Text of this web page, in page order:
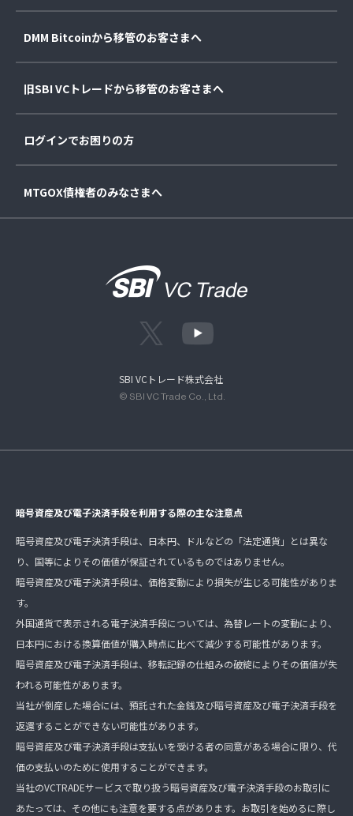
DMM Bitcoinから移管のお客さまへ
旧SBI VCトレードから移管のお客さまへ
ログインでお困りの方
MTGOX債権者のみなさまへ
SBI VCトレード株式会社
© SBI VC Trade Co., Ltd.
暗号資産及び電子決済手段を利用する際の主な注意点
暗号資産及び電子決済手段は、日本円、ドルなどの「法定通貨」とは異な
り、国等によりその価値が保証されているものではありません。
暗号資産及び電子決済手段は、価格変動により損失が生じる可能性がありま
す。
外国通貨で表示される電子決済手段については、為替レートの変動により、
日本円における換算価値が購入時点に比べて減少する可能性があります。
暗号資産及び電子決済手段は、移転記録の仕組みの破綻によりその価値が失
われる可能性があります。
当社が倒産した場合には、預託された金銭及び暗号資産及び電子決済手段を
返還することができない可能性があります。
暗号資産及び電子決済手段は支払いを受ける者の同意がある場合に限り、代
価の支払いのために使用することができます。
当社のVCTRADEサービスで取り扱う暗号資産及び電子決済手段のお取引に
あたっては、その他にも注意を要する点があります。お取引を始めるに際し